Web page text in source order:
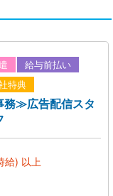
給与前払い
特典
≫広告配信スタ
給) 以上